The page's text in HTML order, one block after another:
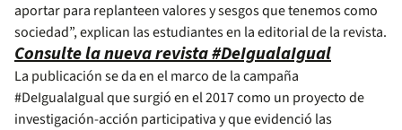
aportar para replanteen valores y sesgos que tenemos como
sociedad”, explican las estudiantes en la editorial de la revista.
Consulte la nueva revista #DeIgualaIgual
La publicación se da en el marco de la campaña
#DeIgualaIgual que surgió en el 2017 como un proyecto de
investigación-acción participativa y que evidenció las